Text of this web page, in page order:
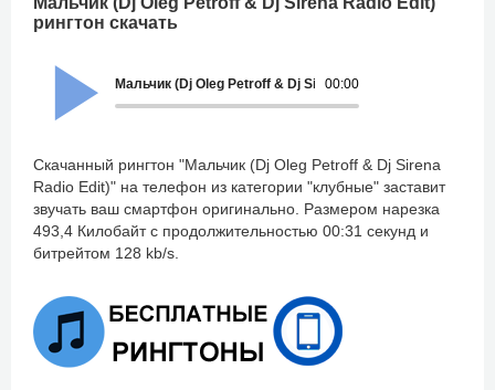
рингтон скачать
00:00
Мальчик (Dj Oleg Petroff & Dj Sirena Radio Edit)
Скачанный рингтон "Мальчик (Dj Oleg Petroff & Dj Sirena
Radio Edit)" на телефон из категории "клубные" заставит
звучать ваш смартфон оригинально. Размером нарезка
493,4 Килобайт с продолжительностью 00:31 секунд и
битрейтом 128 kb/s.